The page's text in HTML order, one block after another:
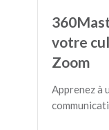
votre
Zoom
Apprenez à